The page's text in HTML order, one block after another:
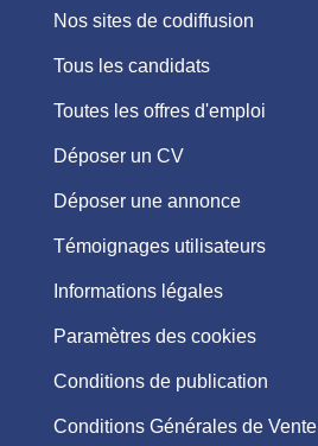
Nos sites de codiffusion
Tous les candidats
Toutes les offres d'emploi
Déposer un CV
Déposer une annonce
Témoignages utilisateurs
Informations légales
Paramètres des cookies
Conditions de publication
Conditions Générales de Vente